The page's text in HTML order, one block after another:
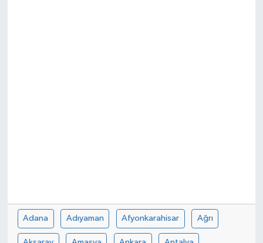
Adana Adıyaman Afyonkarahisar Ağrı